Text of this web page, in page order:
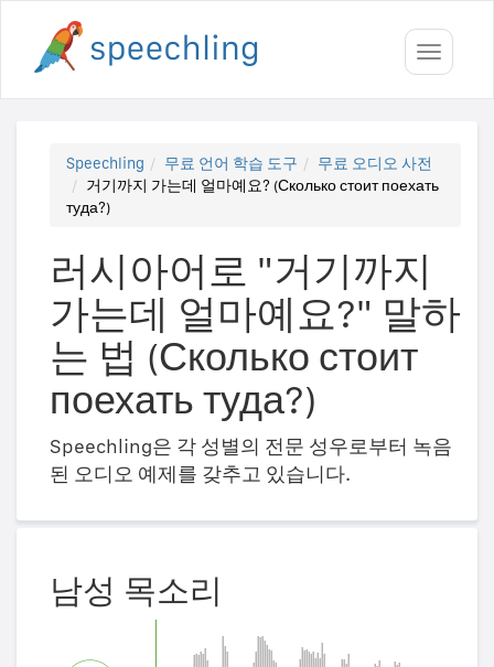
Toggle
Speechling 무료 언어 학습 도구
무료 오디오 사전
거기까지 가는데 얼마예요? (Сколько стоит поехать
туда?)
러시아어로 "거기까지
가는데 얼마예요?" 말하
는 법 (Сколько стоит
поехать туда?)
Speechling은 각 성별의 전문 성우로부터 녹음
된 오디오 예제를 갖추고 있습니다.
남성 목소리